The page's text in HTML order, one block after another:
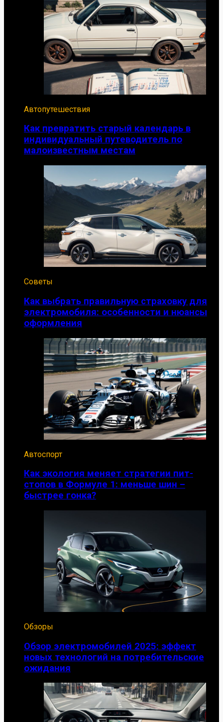
Автопутешествия
Как превратить старый календарь в
индивидуальный путеводитель по
малоизвестным местам
Советы
Как выбрать правильную страховку для
электромобиля: особенности и нюансы
оформления
Автоспорт
Как экология меняет стратегии пит-
стопов в Формуле 1: меньше шин –
быстрее гонка?
Обзоры
Обзор электромобилей 2025: эффект
новых технологий на потребительские
ожидания